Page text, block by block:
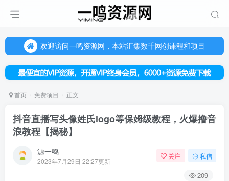
欢迎访问一鸣资源网，本站汇集数千网创课程和项目
欢迎访问一鸣资源网，本站汇集数千网创课程和项目
首页 免费项目 正文
抖音直播写头像姓氏logo等保姆级教程，火爆撸音
浪教程【揭秘】
源一鸣
2023年7月29日 22:27更新
关注 私信
209